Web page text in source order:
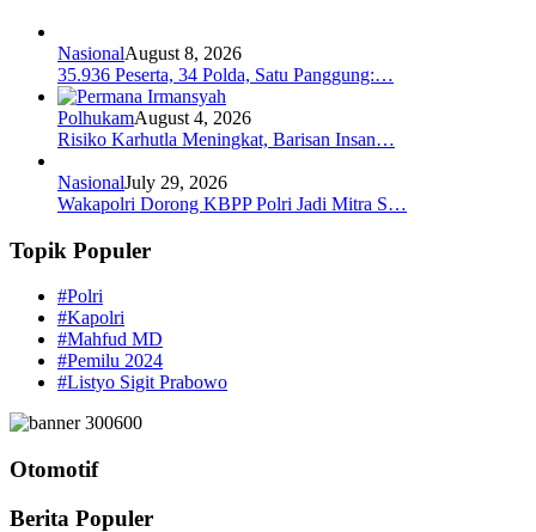
NasionalAugust 8, 2026
35.936 Peserta, 34 Polda, Satu Panggung:…
PolhukamAugust 4, 2026
Risiko Karhutla Meningkat, Barisan Insan…
NasionalJuly 29, 2026
Wakapolri Dorong KBPP Polri Jadi Mitra S…
Topik Populer
#Polri
#Kapolri
#Mahfud MD
#Pemilu 2024
#Listyo Sigit Prabowo
Otomotif
Berita Populer